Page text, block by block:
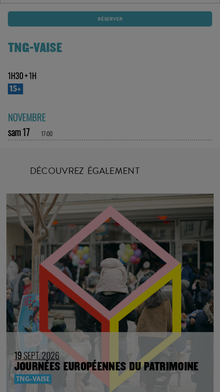
RÉSERVER
TNG-VAISE
1H30 + 1H
15+
NOVEMBRE
sam 17
17:00
DÉCOUVREZ ÉGALEMENT
19SEPT. 2026
JOURNÉES EUROPÉENNES DU PATRIMOINE
TNG-VAISE